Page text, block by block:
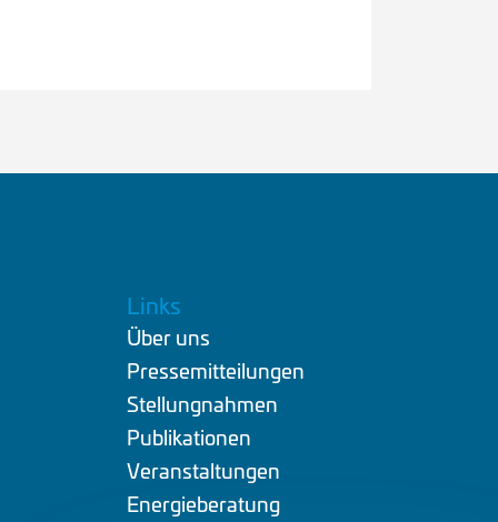
Links
Über uns
Pressemitteilungen
Stellungnahmen
Publikationen
Veranstaltungen
Energieberatung